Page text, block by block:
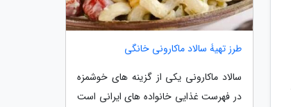
طرز تهیۀ سالاد ماکارونی خانگی
سالاد ماکارونی یکی از گزینه های خوشمزه
در فهرست غذایی خانواده های ایرانی است